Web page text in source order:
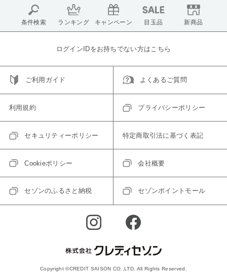
条件検索 ランキング キャンペーン 目玉品 新商品
ログインIDをお持ちでない方はこちら
ご利用ガイド よくあるご質問
利用規約 プライバシーポリシー
セキュリティーポリシー 特定商取引法に基づく表記
Cookieポリシー 会社概要
セゾンのふるさと納税 セゾンポイントモール
Copyright ©CREDIT SAISON CO.,LTD. All Rights Reserved.